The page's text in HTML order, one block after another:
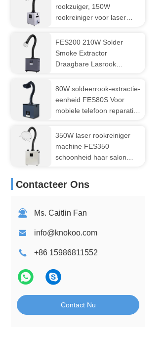
rookzuiger, 150W
rookreiniger voor laser
FES200 210W Solder
Smoke Extractor
Draagbare Lasrook
80W soldeerrook-extractie-
eenheid FES80S Voor
mobiele telefoon reparatie
350W laser rookreiniger
machine FES350
schoonheid haar salon
Contacteer Ons
Ms. Caitlin Fan
info@knokoo.com
+86 15986811552
Contact Nu